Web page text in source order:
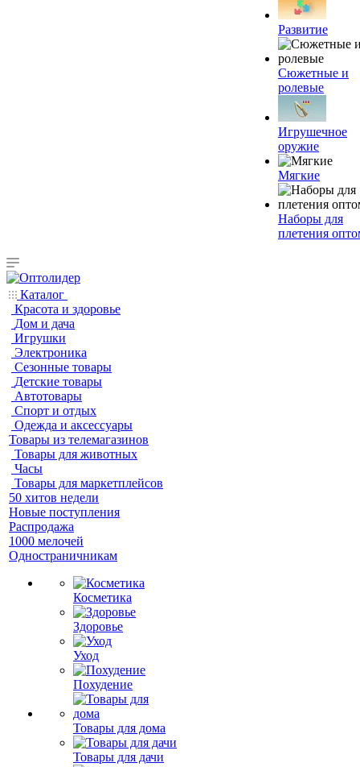
Развитие
Сюжетные и
ролевые
Игрушечное
оружие
Мягкие
Наборы для
плетения
Каталог
Красота и здоровье
Дом и дача
Игрушки
Электроника
Сезонные товары
Детские товары
Автотовары
Спорт и отдых
Одежда и аксессуары
Товары из телемагазинов
Товары для животных
Часы
Товары для маркетплейсов
50 хитов недели
Новые поступления
Распродажа
1000 мелочей
Одностраничникам
Косметика
Здоровье
Уход
Похудение
Товары для дома
Товары для дачи